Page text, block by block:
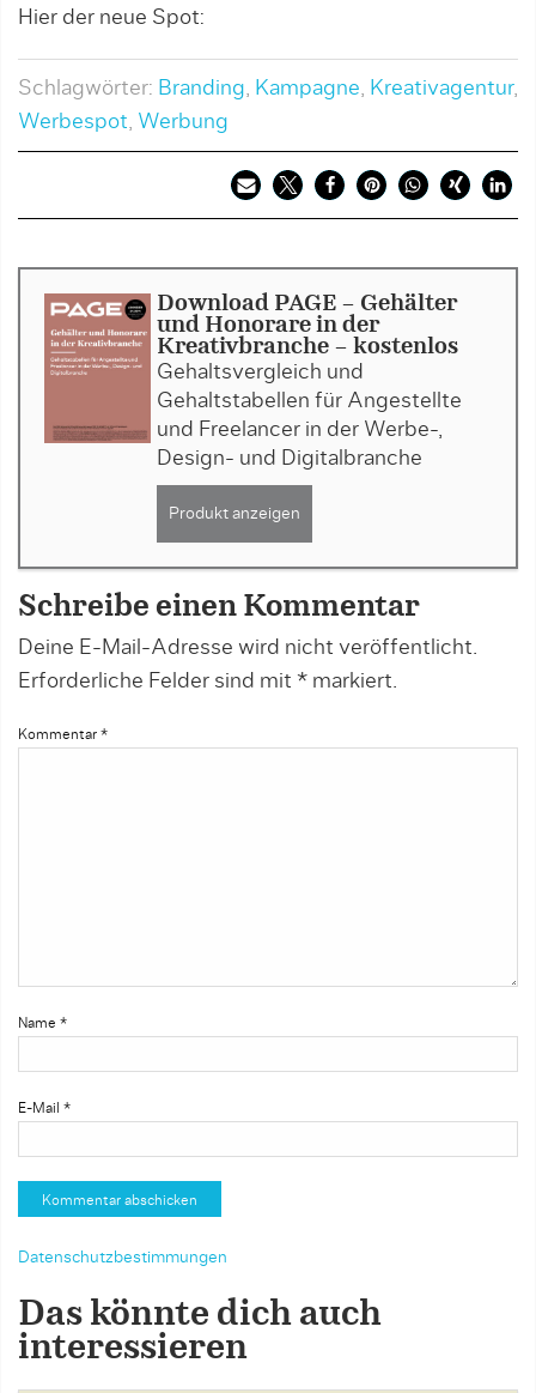
Hier der neue Spot:
Schlagwörter: Branding, Kampagne, Kreativagentur,
Werbespot, Werbung
Download PAGE - Gehälter
und Honorare in der
Kreativbranche - kostenlos
Gehaltsvergleich und
Gehaltstabellen für Angestellte
und Freelancer in der Werbe-,
Design- und Digitalbranche
Produkt anzeigen
Schreibe einen Kommentar
Deine E-Mail-Adresse wird nicht veröffentlicht.
Erforderliche Felder sind mit * markiert.
Kommentar *
Name *
E-Mail *
Datenschutzbestimmungen
Das könnte dich auch
interessieren